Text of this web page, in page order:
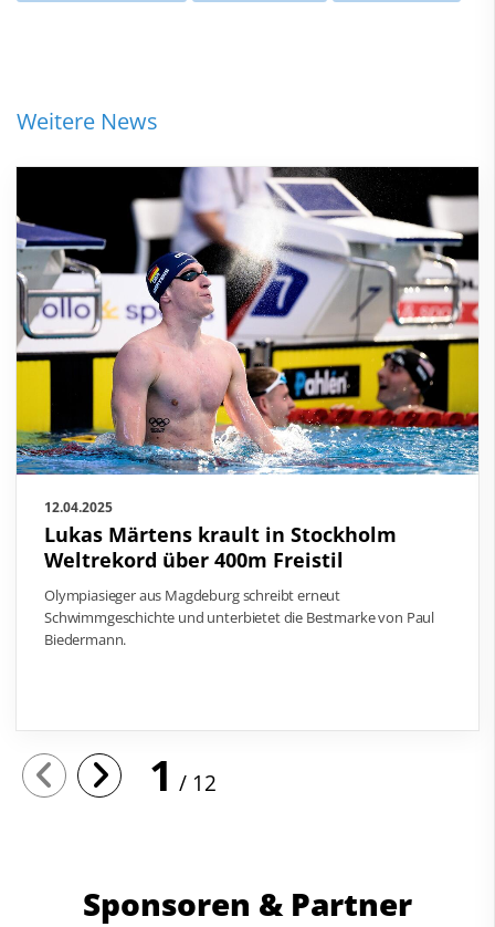
Weitere News
12.04.2025
Lukas Märtens krault in Stockholm
Weltrekord über 400m Freistil
Olympiasieger aus Magdeburg schreibt erneut
Schwimmgeschichte und unterbietet die Bestmarke von Paul
Biedermann.
1 12
Sponsoren & Partner